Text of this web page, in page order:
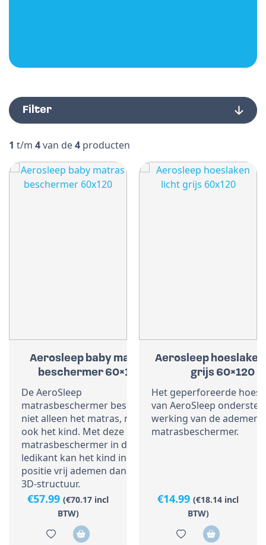
Filter
1 t/m 4van de4 producten
Aerosleep baby matras
beschermer 60×120
De AeroSleep
matrasbeschermer beschermt
niet alleen het matras, maar
ook het kind. Met deze
matrasbeschermer in de
ledikant kan het kind in elke
positie vrij ademen dankzij de
3D-structuur.
€57.99 (€70.17 incl
BTW)
Aerosleep
grijs 60×120
Het geperforeerde
van AeroSleep
werking van de
matrasbeschermer.
€14.99 (€18.14 incl
BTW)